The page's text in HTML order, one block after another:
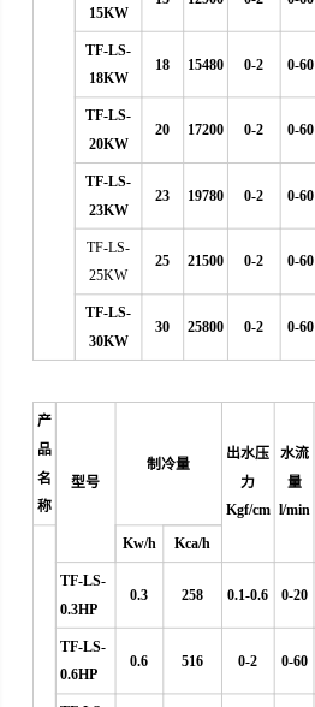
15KW
TF-LS-
18KW
18 15480 0-2 0-60
TF-LS-
20KW
20 17200 0-2 0-60
TF-LS-
23KW
23 19780 0-2 0-60
TF-LS-
25KW
25 21500 0-2 0-60
TF-LS-
30KW
30 25800 0-2 0-60
产
品
名
称
型号
制冷量
出水压
力
Kgf/cm
水流
量
l/min
Kw/h Kca/h
TF-LS-
0.3HP
0.3 258 0.1-0.6 0-20
TF-LS-
0.6HP
0.6 516 0-2 0-60